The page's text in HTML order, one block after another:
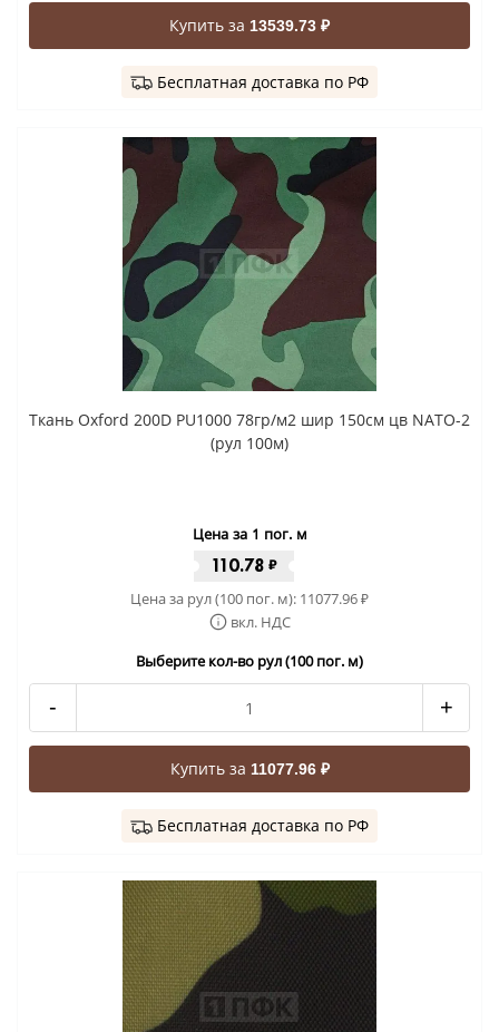
Купить за 13539.73 ₽
Бесплатная доставка по РФ
Ткань Oxford 200D PU1000 78гр/м2 шир 150см цв NATO-2
(рул 100м)
Цена за 1 пог. м
110.78 ₽
Цена за рул (100 пог. м): 11077.96₽
вкл. НДС
Выберите кол-во рул (100 пог. м)
- +
Купить за 11077.96 ₽
Бесплатная доставка по РФ